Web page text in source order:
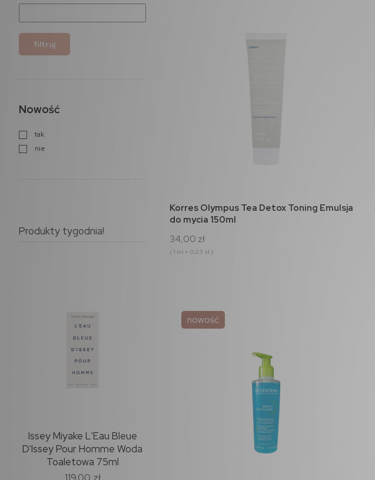
filtruj
Nowość
tak
nie
Produkty tygodnia!
Issey Miyake L'Eau Bleue
D'Issey Pour Homme Woda
Toaletowa 75ml
119,00 zł
Rochas Moustache Woda
Rue Broca Theoreme
do koszyka
Korres Olympus Tea Detox Toning Emulsja
do mycia 150ml
34,00 zł
( 1 ml = 0,23 zł )
nowość